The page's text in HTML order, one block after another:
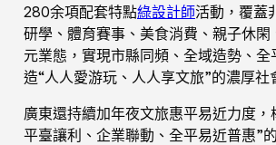
280余項配套特點綠設計師活動，覆蓋
研學、體育賽事、美食消費、親子休閑
元業態，實現市縣同頻、全域造勢、全
造“人人愛游玩、人人享文旅”的濃厚社
廣東還持續加年夜文旅惠平易近力度，
平臺讓利、企業聯動、全平易近普惠”